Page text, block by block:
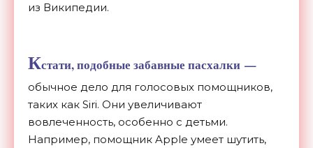
из Википедии.
Кстати, подобные забавные пасхалки —
обычное дело для голосовых помощников,
таких как Siri. Они увеличивают
вовлеченность, особенно с детьми.
Например, помощник Apple умеет шутить,